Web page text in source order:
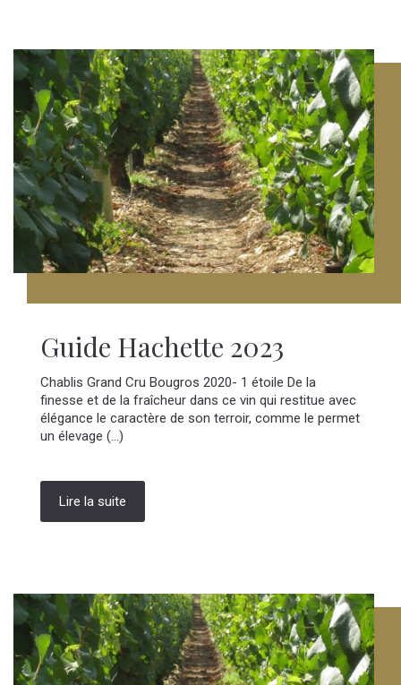
Guide Hachette 2023
Chablis Grand Cru Bougros 2020- 1 étoile De la
finesse et de la fraîcheur dans ce vin qui restitue avec
élégance le caractère de son terroir, comme le permet
un élevage (...)
Lire la suite